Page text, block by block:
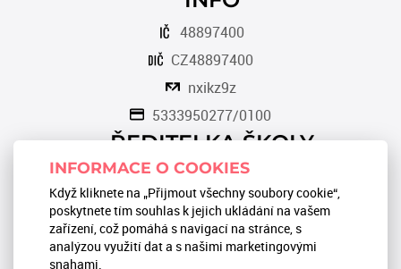
48897400
CZ48897400
nxikz9z
5333950277/0100
ŘEDITELKA ŠKOLY
Romana Tomková
566 553 124
reditel@zstgmbystrice.cz
INFORMACE O COOKIES
Když kliknete na „Přijmout všechny soubory cookie“,
poskytnete tím souhlas k jejich ukládání na vašem
zařízení, což pomáhá s navigací na stránce, s
analýzou využití dat a s našimi marketingovými
snahami.